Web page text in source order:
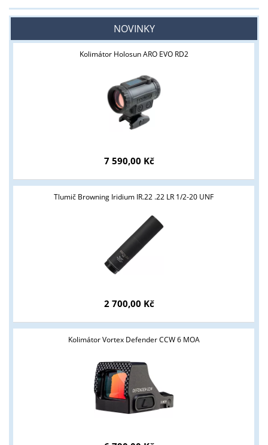
NOVINKY
Kolimátor Holosun ARO EVO RD2
7 590,00 Kč
Tlumič Browning Iridium IR.22 .22 LR 1/2-20 UNF
2 700,00 Kč
Kolimátor Vortex Defender CCW 6 MOA